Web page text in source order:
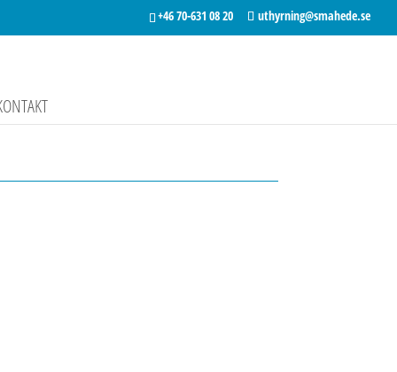
+46 70-631 08 20 uthyrning@smahede.se